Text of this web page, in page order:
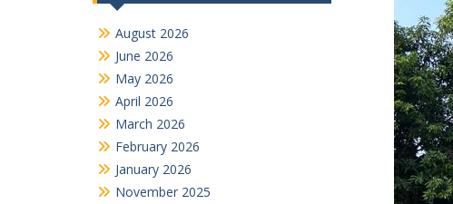
August 2026
June 2026
May 2026
April 2026
March 2026
February 2026
January 2026
November 2025